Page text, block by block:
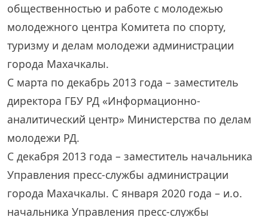
общественностью и работе с молодежью
молодежного центра Комитета по спорту,
туризму и делам молодежи администрации
города Махачкалы.
С марта по декабрь 2013 года – заместитель
директора ГБУ РД «Информационно-
аналитический центр» Министерства по делам
молодежи РД.
С декабря 2013 года – заместитель начальника
Управления пресс-службы администрации
города Махачкалы. С января 2020 года – и.о.
начальника Управления пресс-службы